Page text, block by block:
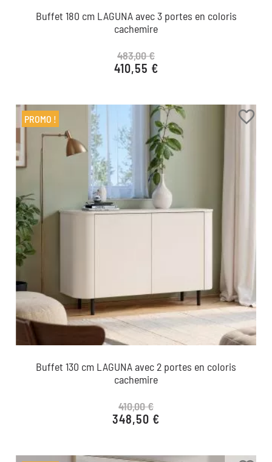
Buffet 180 cm LAGUNA avec 3 portes en coloris
cachemire
Prix de base
483,00 €
Prix
410,55 €
favorite_border
Buffet 130 cm LAGUNA avec 2 portes en coloris
cachemire
Prix de base
410,00 €
Prix
348,50 €
PROMO !